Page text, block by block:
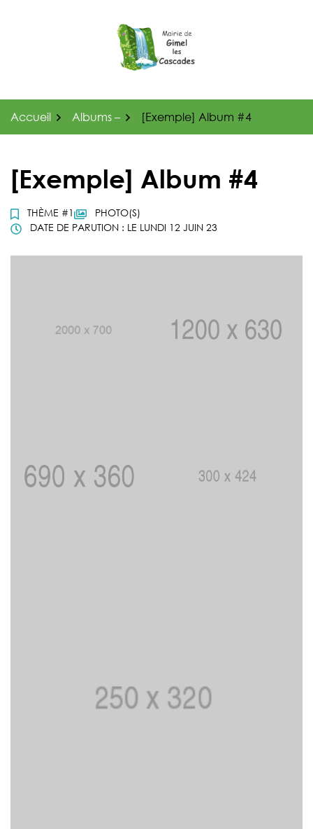
Accueil Albums – [Exemple] Album #4
[Exemple] Album #4
THÈME #1
PHOTO(S)
DATE DE PARUTION : LE LUNDI 12 JUIN 23